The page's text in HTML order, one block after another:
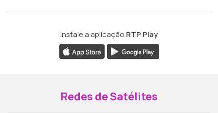
Instale a aplicação RTP Play
Redes de Satélites